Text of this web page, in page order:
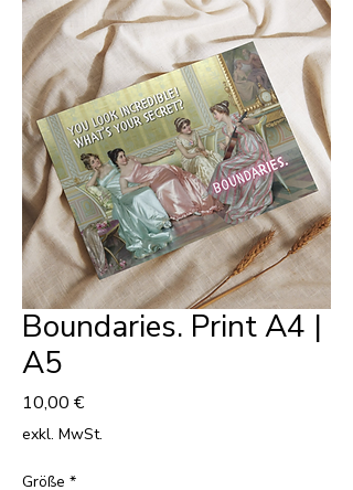
Boundaries. Print A4 |
A5
10,00 €Preis
exkl. MwSt.
Größe *